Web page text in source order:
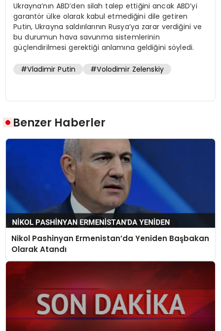
Ukrayna’nın ABD’den silah talep ettiğini ancak ABD’yi
garantör ülke olarak kabul etmediğini dile getiren
Putin, Ukrayna saldırılarının Rusya’ya zarar verdiğini ve
bu durumun hava savunma sistemlerinin
güçlendirilmesi gerektiği anlamına geldiğini söyledi.
#Vladimir Putin #Volodimir Zelenskiy
Benzer Haberler
Nikol Pashinyan Ermenistan’da Yeniden Başbakan
Olarak Atandı